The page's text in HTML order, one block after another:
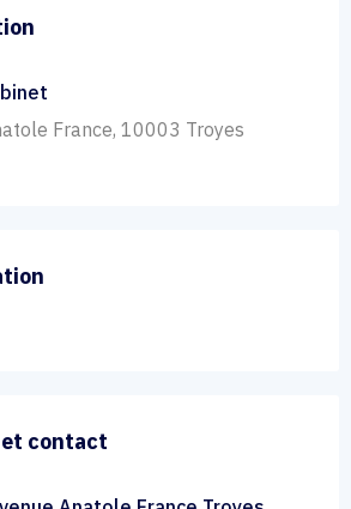
France, 10003 Troyes
et contact